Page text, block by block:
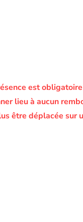
est
lieu à aucun
être déplacée sur